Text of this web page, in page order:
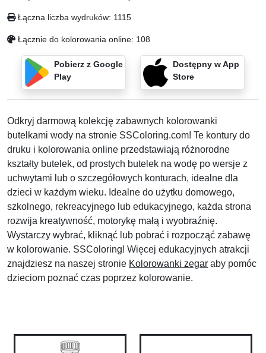
Łączna liczba wydruków: 1115
Łącznie do kolorowania online: 108
Pobierz z Google
Play
Dostępny w App
Store
Odkryj darmową kolekcję zabawnych kolorowanki
butelkami wody na stronie SSColoring.com! Te kontury do
druku i kolorowania online przedstawiają różnorodne
kształty butelek, od prostych butelek na wodę po wersje z
uchwytami lub o szczegółowych konturach, idealne dla
dzieci w każdym wieku. Idealne do użytku domowego,
szkolnego, rekreacyjnego lub edukacyjnego, każda strona
rozwija kreatywność, motorykę małą i wyobraźnię.
Wystarczy wybrać, kliknąć lub pobrać i rozpocząć zabawę
w kolorowanie. SSColoring! Więcej edukacyjnych atrakcji
znajdziesz na naszej stronie Kolorowanki zegar aby pomóc
dzieciom poznać czas poprzez kolorowanie.